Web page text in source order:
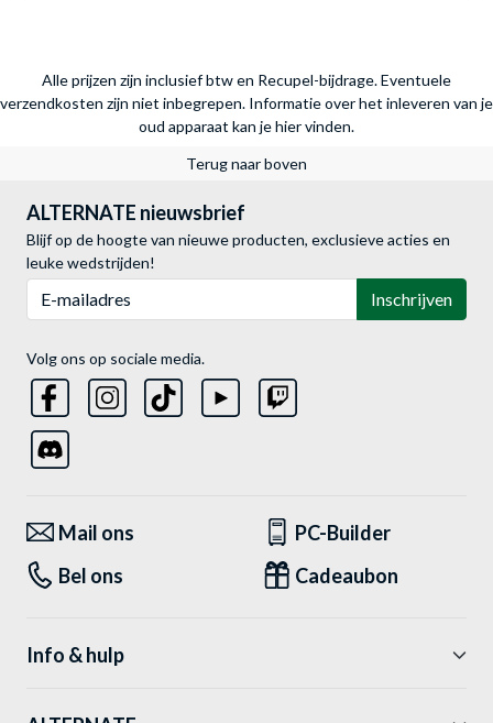
Alle prijzen zijn inclusief btw en Recupel-bijdrage. Eventuele
verzendkosten zijn niet inbegrepen. Informatie over het inleveren van je
oud apparaat kan je hier vinden.
Terug naar boven
ALTERNATE nieuwsbrief
Blijf op de hoogte van nieuwe producten, exclusieve acties en
leuke wedstrijden!
Inschrijven
Volg ons op sociale media.
Mail ons
PC-Builder
Bel ons
Cadeaubon
Info & hulp